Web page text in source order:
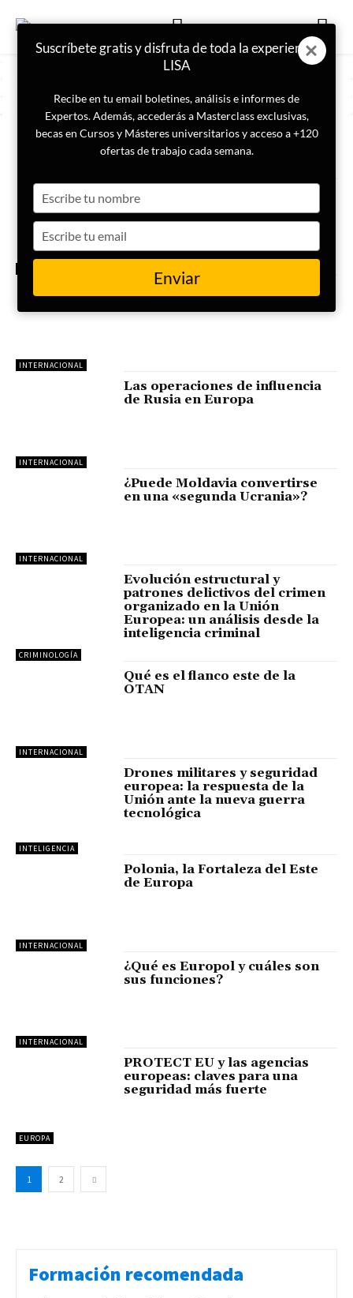
ETIQUETA
seguridad europea
El corredor báltico: tres
décadas de mutación criminal
entre Rusia y Europa
INTERNACIONAL
Las operaciones de influencia
INTERNACIONAL
Las operaciones de influencia
de Rusia en Europa
INTERNACIONAL
¿Puede Moldavia convertirse
en una «segunda Ucrania»?
CRIMINOLOGÍA
Evolución estructural y
patrones delictivos del crimen
organizado en la Unión
Europea: un análisis desde la
inteligencia criminal
INTERNACIONAL
Qué es el flanco este de la
OTAN
INTELIGENCIA
Drones militares y seguridad
europea: la respuesta de la
Unión ante la nueva guerra
tecnológica
INTERNACIONAL
Polonia, la Fortaleza del Este
de Europa
INTERNACIONAL
¿Qué es Europol y cuáles son
sus funciones?
EUROPA
PROTECT EU y las agencias
europeas: claves para una
seguridad más fuerte
1 2
Formación recomendada
Suscríbete gratis y disfruta de toda la experiencia
LISA
Recibe en tu email boletines, análisis e informes de
Expertos. Además, accederás a Masterclass exclusivas,
becas en Cursos y Másteres universitarios y acceso a +120
ofertas de trabajo cada semana.
your
name
your
email
Enviar